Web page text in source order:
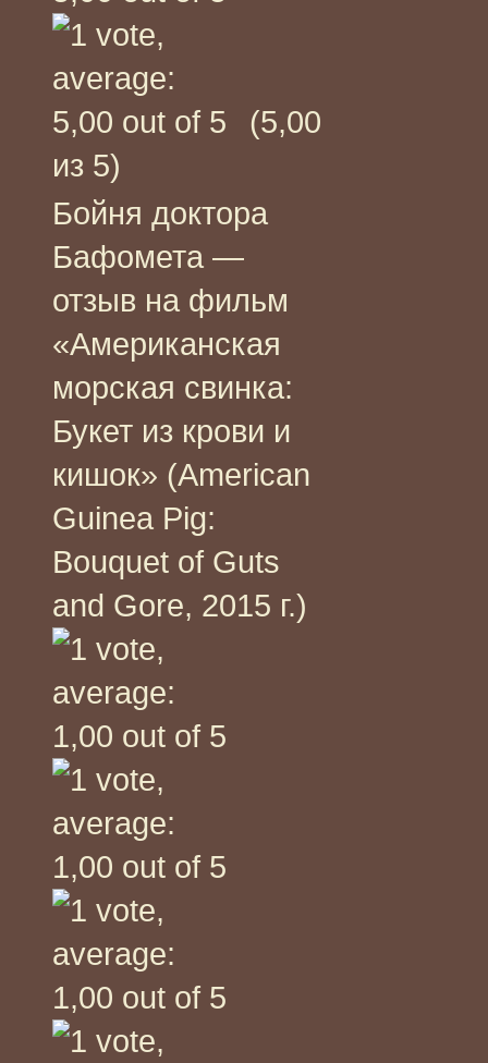
(5,00
из 5)
Бойня доктора
Бафомета —
отзыв на фильм
«Американская
морская свинка:
Букет из крови и
кишок» (American
Guinea Pig:
Bouquet of Guts
and Gore, 2015 г.)